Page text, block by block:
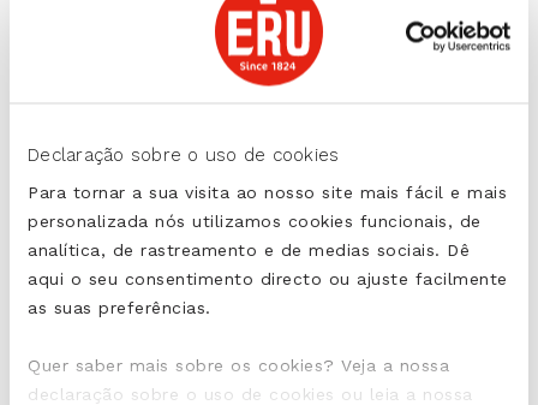
Declaração sobre o uso de cookies
Para tornar a sua visita ao nosso site mais fácil e mais
personalizada nós utilizamos cookies funcionais, de
analítica, de rastreamento e de medias sociais. Dê
aqui o seu consentimento directo ou ajuste facilmente
as suas preferências.
Quer saber mais sobre os cookies? Veja a nossa
declaração sobre o uso de cookies ou leia a nossa
IMPRIMIR